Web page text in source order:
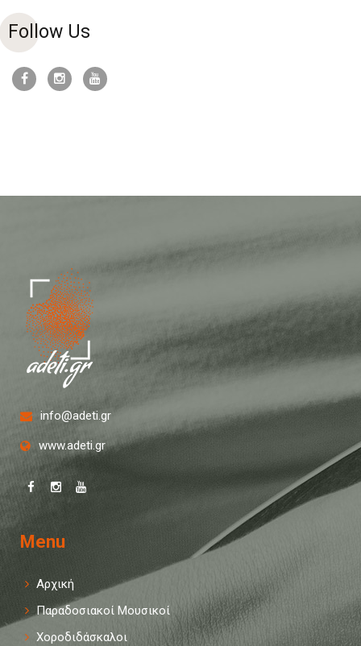
Follow Us
info@adeti.gr
www.adeti.gr
Menu
Αρχική
Παραδοσιακοί Μουσικοί
Χοροδιδάσκαλοι